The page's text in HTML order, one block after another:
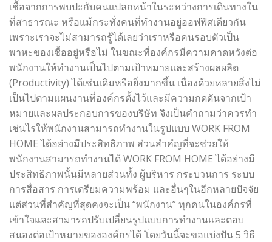
เชื้อจากการพบปะกับคนแปลกหน้าในระหว่างการเดินทางใน
ที่สาธารณะ หรือแม้กระทั่งคนที่ทำงานอยู่ออฟฟิศเดียวกัน
เพราะเราจะไม่สามารถรู้ได้เลยว่าเราหรือคนรอบตัวเป็น
พาหะของเชื้ออยู่หรือไม่ ในขณะที่องค์กรมีความคาดหวังต่อ
พนักงานให้ทำงานเป็นไปตามเป้าหมายและสร้างผลผลิต
(Productivity) ได้เช่นเดิมหรือยิ่งมากขึ้น เนื่องด้วยหลายสิ่งไม่
เป็นไปตามแผนงานที่องค์กรตั้งไว้และมีความกดดันจากเป้า
หมายและผลประกอบการของบริษัท จึงเป็นคำถามว่าควรทำ
เช่นไรให้พนักงานสามารถทำงานในรูปแบบ WORK FROM
HOME ได้อย่างมีประสิทธิภาพ ส่วนสำคํญที่จะช่วยให้
พนักงานสามารถทำงานได้ WORK FROM HOME ได้อย่างมี
ประสิทธิภาพนั้นมีหลายส่วนทั้ง ผู้บริหาร กระบวนการ ระบบ
การสื่อสาร การเตรียมความพร้อม และอื่นๆในอีกหลายปัจจัย
แต่ส่วนที่สำคัญที่สุดคงจะเป็น “พนักงาน” ทุกคนในองค์กรที่
เข้าใจและสามารถปรับเปลี่ยนรูปแบบการทำงานและตอบ
สนองต่อเป้าหมายขององค์กรได้ โดยวันนี้จะขอแบ่งปัน 5 วิธี